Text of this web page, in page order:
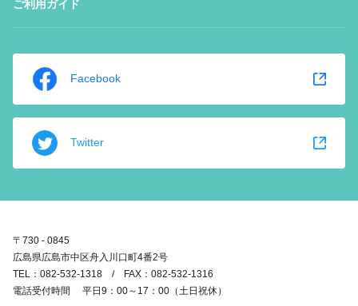
ご利用ガイド
Facebook
Twitter
〒730 - 0845
広島県広島市中区舟入川口町4番2号
TEL：082-532-1318 / FAX：082-532-1316
電話受付時間 平日9：00～17：00（土日祝休）